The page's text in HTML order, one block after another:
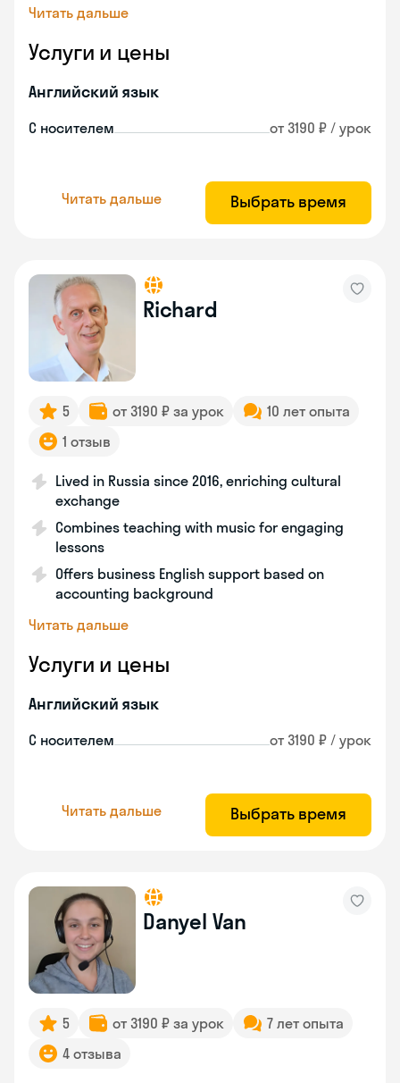
Читать дальше
Услуги и цены
Английский язык
С носителем от 3190 ₽ / урок
Читать дальше Выбрать время
Richard
5 от 3190 ₽ за урок
10 лет опыта
1 отзыв
Lived in Russia since 2016, enriching cultural
exchange
Combines teaching with music for engaging
lessons
Offers business English support based on
accounting background
Читать дальше
Услуги и цены
Английский язык
С носителем от 3190 ₽ / урок
Читать дальше Выбрать время
Danyel Van
5 от 3190 ₽ за урок
7 лет опыта
4 отзыва